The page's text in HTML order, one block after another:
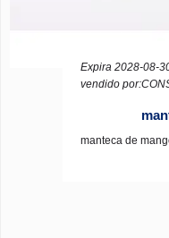
Expira 2028-08-
vendido
manteca de